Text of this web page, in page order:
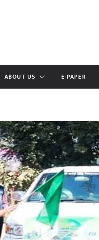
ABOUT US E-PAPER